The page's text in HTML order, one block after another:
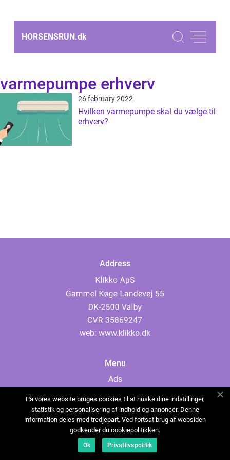
HORSENSRUN.dk
varmepumpe erhverv
26 february 2022
Hvilken varmepumpe skal du vælge til
erhverv?
Address
web: www.klikko.dk
Menu
Ads
Cookies
Contact
Sitemap
På vores website bruges cookies til at huske dine indstillinger,
statistik og personalisering af indhold og annoncer. Denne
information deles med tredjepart. Ved fortsat brug af websiden
godkender du cookiepolitikken.
Ok Privatlivspolitik